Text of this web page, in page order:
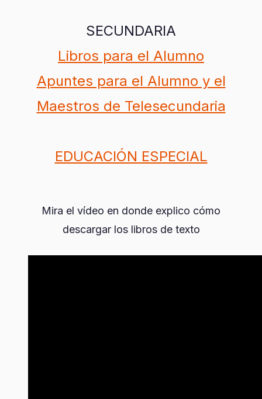
SECUNDARIA
Libros para el Alumno
Apuntes para el Alumno y el
Maestros de Telesecundaria
EDUCACIÓN ESPECIAL
Mira el vídeo en donde explico cómo
descargar los libros de texto